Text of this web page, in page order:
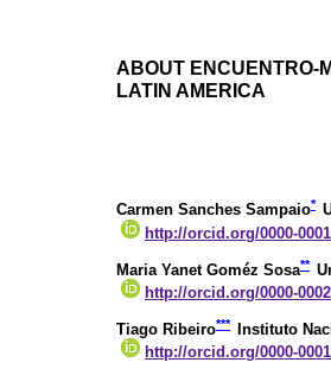
ABOUT ENCUENTRO-
LATIN AMERICA
Carmen Sanches Sampaio*
http://orcid.org/0000-
Maria Yanet Goméz Sosa**
http://orcid.org/0000-
Tiago Ribeiro***
Instituto
http://orcid.org/0000-